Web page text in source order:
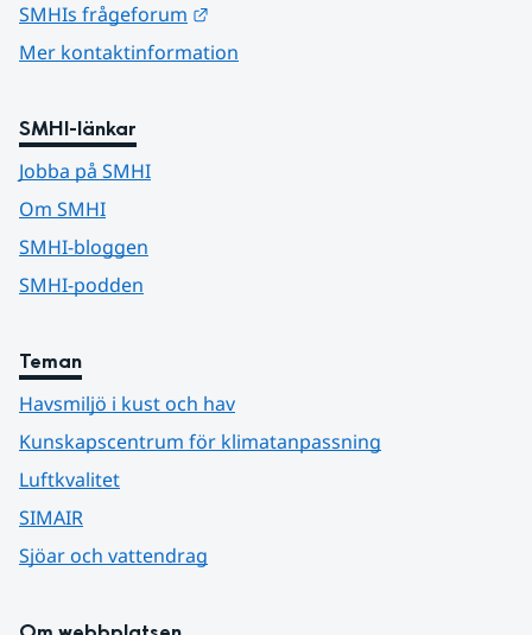
SMHIs frågeforum
Mer kontaktinformation
SMHI-länkar
Jobba på SMHI
Om SMHI
SMHI-bloggen
SMHI-podden
Teman
Havsmiljö i kust och hav
Kunskapscentrum för klimatanpassning
Luftkvalitet
SIMAIR
Sjöar och vattendrag